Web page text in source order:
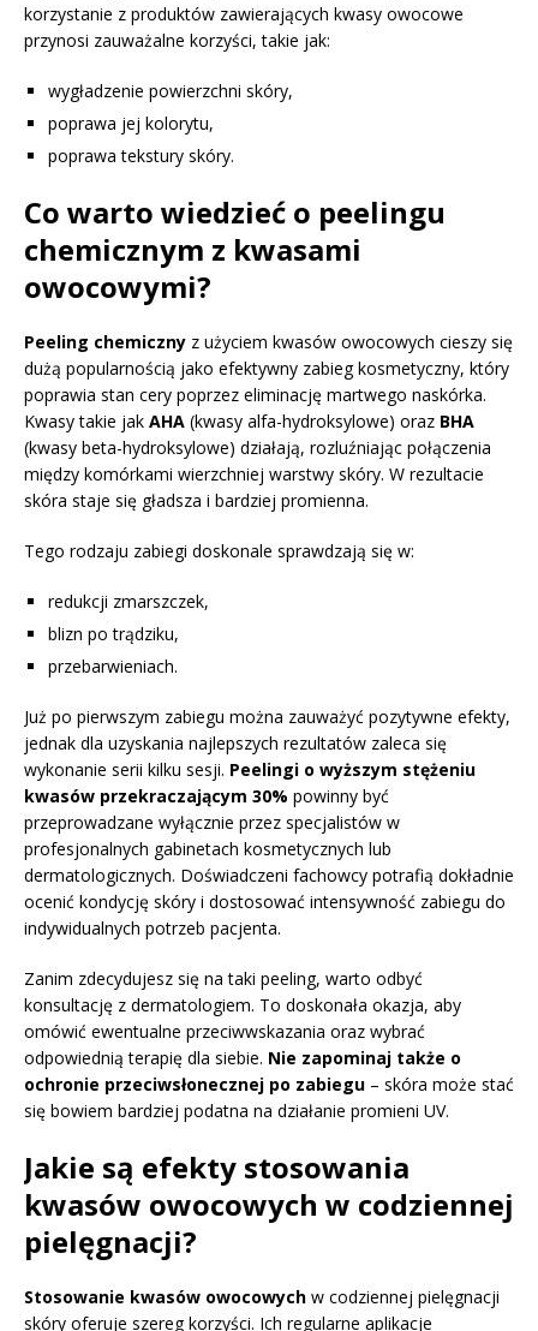
korzystanie z produktów zawierających kwasy owocowe
przynosi zauważalne korzyści, takie jak:
wygładzenie powierzchni skóry,
poprawa jej kolorytu,
poprawa tekstury skóry.
Co warto wiedzieć o peelingu
chemicznym z kwasami
owocowymi?
Peeling chemiczny z użyciem kwasów owocowych cieszy się
dużą popularnością jako efektywny zabieg kosmetyczny, który
poprawia stan cery poprzez eliminację martwego naskórka.
Kwasy takie jak AHA (kwasy alfa-hydroksylowe) oraz BHA
(kwasy beta-hydroksylowe) działają, rozluźniając połączenia
między komórkami wierzchniej warstwy skóry. W rezultacie
skóra staje się gładsza i bardziej promienna.
Tego rodzaju zabiegi doskonale sprawdzają się w:
redukcji zmarszczek,
blizn po trądziku,
przebarwieniach.
Już po pierwszym zabiegu można zauważyć pozytywne efekty,
jednak dla uzyskania najlepszych rezultatów zaleca się
wykonanie serii kilku sesji. Peelingi o wyższym stężeniu
kwasów przekraczającym 30% powinny być
przeprowadzane wyłącznie przez specjalistów w
profesjonalnych gabinetach kosmetycznych lub
dermatologicznych. Doświadczeni fachowcy potrafią dokładnie
ocenić kondycję skóry i dostosować intensywność zabiegu do
indywidualnych potrzeb pacjenta.
Zanim zdecydujesz się na taki peeling, warto odbyć
konsultację z dermatologiem. To doskonała okazja, aby
omówić ewentualne przeciwwskazania oraz wybrać
odpowiednią terapię dla siebie. Nie zapominaj także o
ochronie przeciwsłonecznej po zabiegu – skóra może stać
się bowiem bardziej podatna na działanie promieni UV.
Jakie są efekty stosowania
kwasów owocowych w codziennej
pielęgnacji?
Stosowanie kwasów owocowych w codziennej pielęgnacji
skóry oferuje szereg korzyści. Ich regularne aplikacje